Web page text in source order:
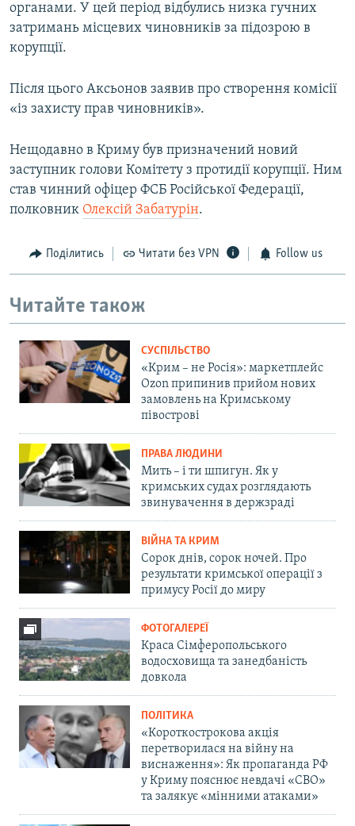
органами. У цей період відбулись низка гучних
затримань місцевих чиновників за підозрою в
корупції.
Після цього Аксьонов заявив про створення комісії
«із захисту прав чиновників».
Нещодавно в Криму був призначений новий
заступник голови Комітету з протидії корупції. Ним
став чинний офіцер ФСБ Російської Федерації,
полковник Олексій Забатурін.
Поділитись Читати без VPN Follow us
Читайте також
СУСПІЛЬСТВО
«Крим – не Росія»: маркетплейс
Ozon припинив прийом нових
замовлень на Кримському
півострові
ПРАВА ЛЮДИНИ
Мить – і ти шпигун. Як у
кримських судах розглядають
звинувачення в держзраді
ВІЙНА ТА КРИМ
Сорок днів, сорок ночей. Про
результати кримської операції з
примусу Росії до миру
ФОТОГАЛЕРЕЇ
Краса Сімферопольського
водосховища та занедбаність
довкола
ПОЛІТИКА
«Короткострокова акція
перетворилася на війну на
виснаження»: Як пропаганда РФ
у Криму пояснює невдачі «СВО»
та залякує «мінними атаками»